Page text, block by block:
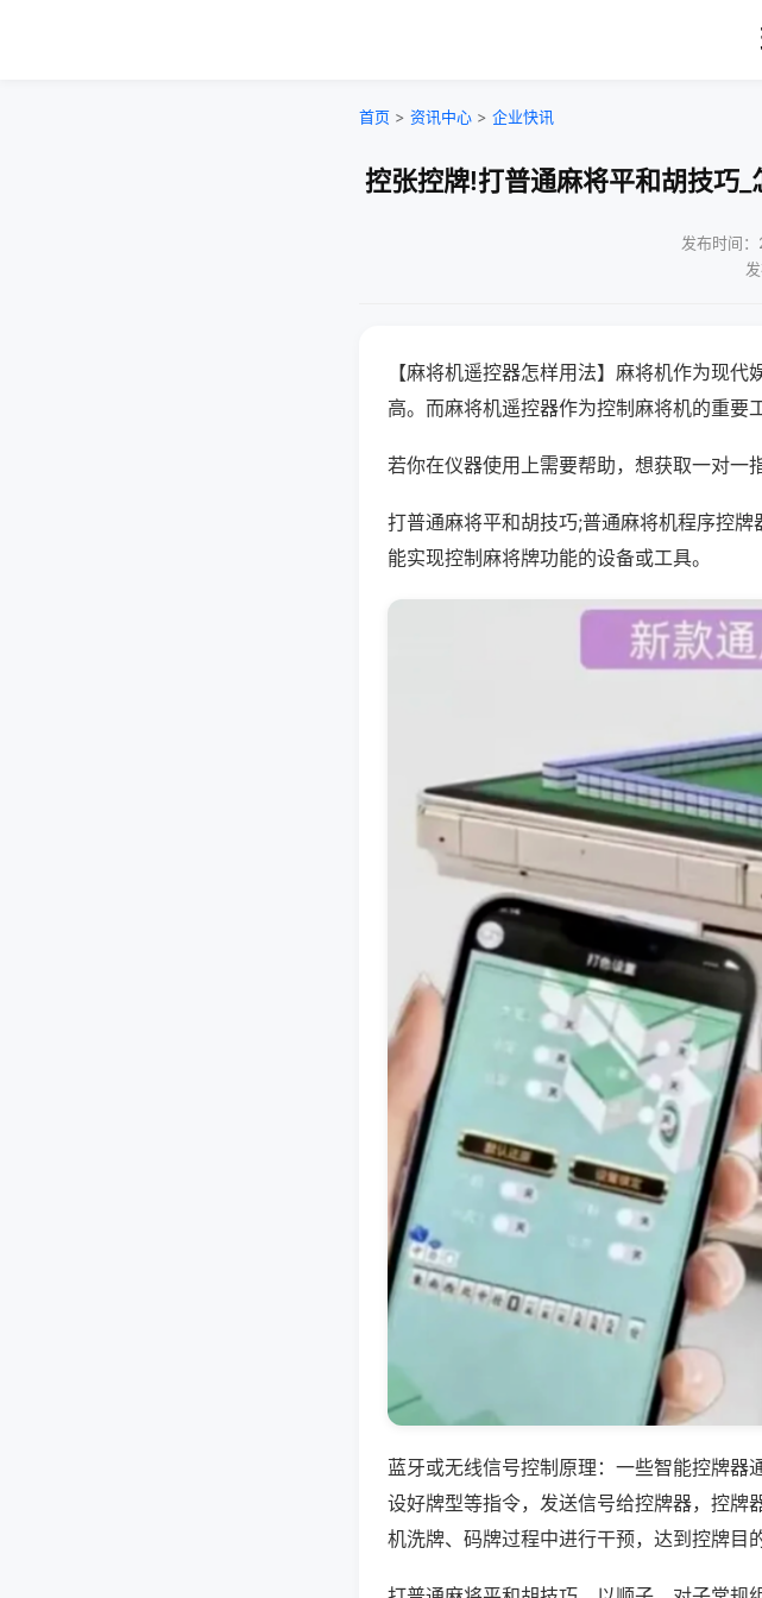
首页 > 资讯中心 > 企业快讯
控张控牌!打普通麻将平和胡技巧
发布时间
【麻将机遥控器怎样用法】麻将机作为现
高。而麻将机遥控器作为控制麻将机的重要
若你在仪器使用上需要帮助，想获取一对一
打普通麻将平和胡技巧;普通麻将机程序控
能实现控制麻将牌功能的设备或工具。
蓝牙或无线信号控制原理：一些智能控牌
设好牌型等指令，发送信号给控牌器，控牌
机洗牌、码牌过程中进行干预，达到控牌目的